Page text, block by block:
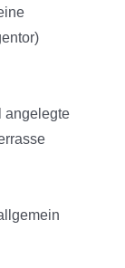
angelegte